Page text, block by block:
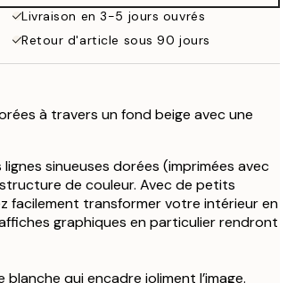
59,95 €
Livraison en 3-5 jours ouvrés
Retour d'article sous 90 jours
à travers un fond beige avec une
sinueuses dorées (imprimées avec
de couleur. Avec de petits
facilement transformer votre intérieur en
graphiques en particulier rendront
qui encadre joliment l’image.